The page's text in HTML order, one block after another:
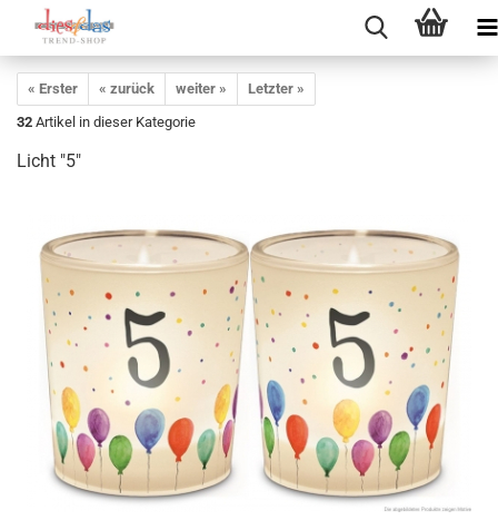
« Erster « zurück weiter »
Letzter »
32 Artikel in dieser Kategorie
Licht "5"